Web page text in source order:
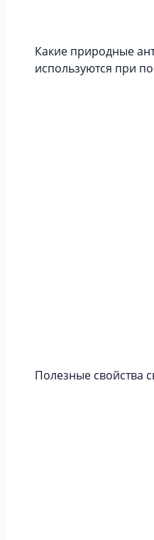
Какие природные
используются при
Полезные свойства